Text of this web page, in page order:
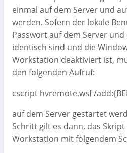
einmal auf dem Server und
werden. Sofern der lokale
Passwort auf dem Server und
identisch sind und die
Workstation deaktiviert ist,
den folgenden Aufruf:
cscript hvremote.wsf /
auf dem Server gestartet
Schritt gilt es dann, das
Workstation mit folgendem